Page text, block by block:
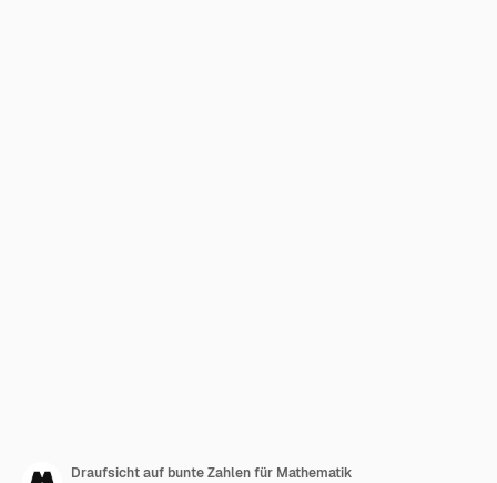
Draufsicht auf bunte Zahlen für Mathematik